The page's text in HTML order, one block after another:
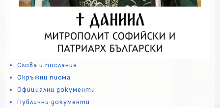
Слова и послания
Окръжни писма
Официални документи
Публични документи